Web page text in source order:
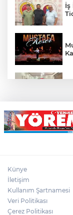
İş
Künye
İletişim
Kullanım Şartnamesi
Veri Politikası
Çerez Politikası